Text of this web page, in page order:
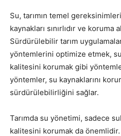
Su, tarımın temel
kaynakları sınırlıdır ve koruma
Sürdürülebilir tarım
yöntemlerini optimize etmek, su
kalitesini korumak gibi
yöntemler, su kaynaklarını
sürdürülebilirliğini sağlar.
Tarımda su yönetimi, sadece
kalitesini korumak da önemlidir.